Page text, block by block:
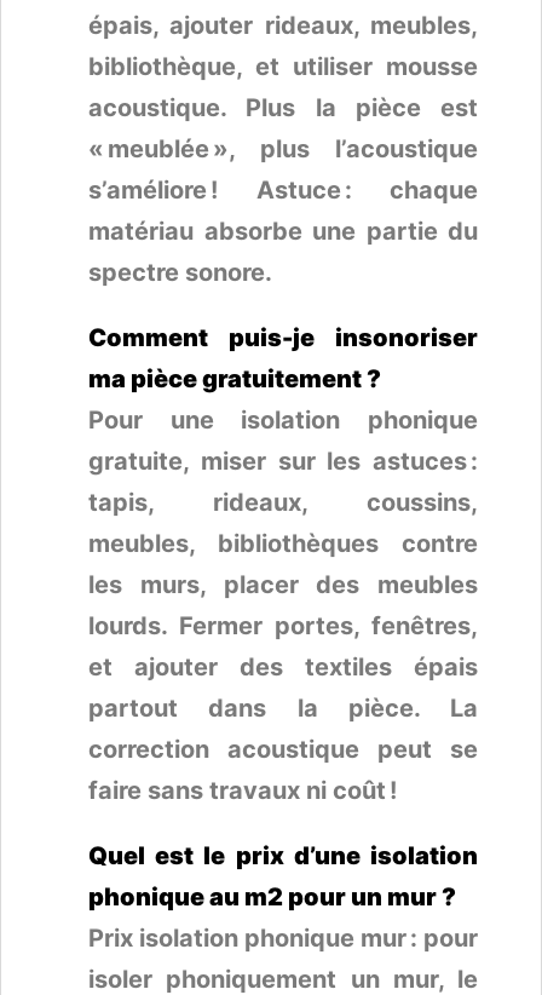
épais, ajouter rideaux, meubles,
bibliothèque, et utiliser mousse
acoustique. Plus la pièce est
« meublée », plus l’acoustique
s’améliore ! Astuce : chaque
matériau absorbe une partie du
spectre sonore.
Comment puis-je insonoriser
ma pièce gratuitement ?
Pour une isolation phonique
gratuite, miser sur les astuces :
tapis, rideaux, coussins,
meubles, bibliothèques contre
les murs, placer des meubles
lourds. Fermer portes, fenêtres,
et ajouter des textiles épais
partout dans la pièce. La
correction acoustique peut se
faire sans travaux ni coût !
Quel est le prix d’une isolation
phonique au m2 pour un mur ?
Prix isolation phonique mur : pour
isoler phoniquement un mur, le